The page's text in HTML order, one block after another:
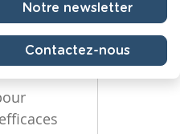
Notre newsletter
Contactez-nous